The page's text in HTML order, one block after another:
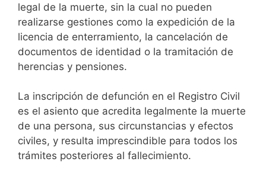
legal de la muerte, sin la cual no pueden
realizarse gestiones como la expedición de la
licencia de enterramiento, la cancelación de
documentos de identidad o la tramitación de
herencias y pensiones.
La inscripción de defunción en el Registro Civil
es el asiento que acredita legalmente la muerte
de una persona, sus circunstancias y efectos
civiles, y resulta imprescindible para todos los
trámites posteriores al fallecimiento.